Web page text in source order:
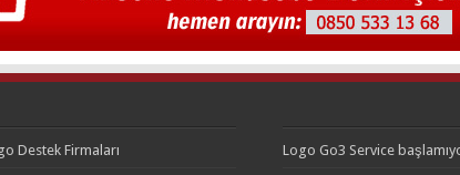
Destek Firmaları Logo Go3 Service